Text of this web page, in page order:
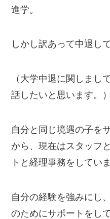
進学。
しかし訳あって中退し
（大学中退に関しまし
話したいと思います。）
自分と同じ境遇の子を
から、現在はスタッフ
トと経理事務をしていま
自分の経験を強みにし
のためにサポートをし